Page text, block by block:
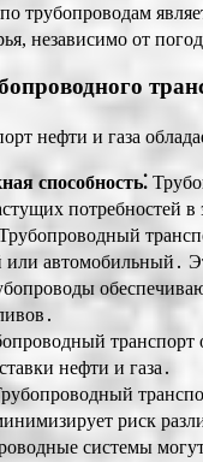
трубопроводам
независимо от
нефти и газа
способность⁚
потребностей в
автомобильный․
транспорт
нефти и газа․
риск
системы